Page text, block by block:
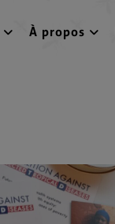
À propos